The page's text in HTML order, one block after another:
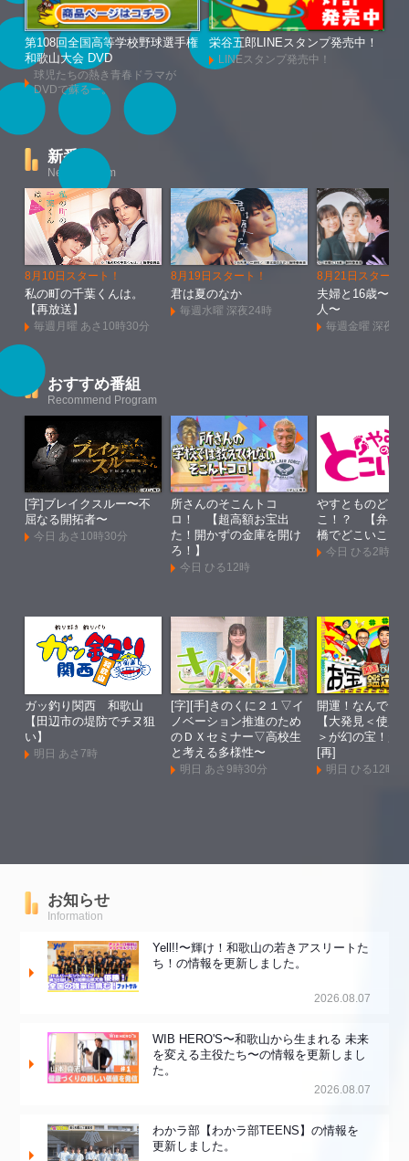
第108回全国高等学校野球選手権
和歌山大会 DVD
球児たちの熱き青春ドラマが
DVDで蘇るー。
栄谷五郎LINEスタンプ発売中！
LINEスタンプ発売中！
新番組
New Program
8月10日スタート！
私の町の千葉くんは。
【再放送】
毎週月曜 あさ10時30分
8月19日スタート！
君は夏のなか
毎週水曜 深夜24時
8月21日スタート
夫婦と16歳〜狂
人〜
毎週金曜 深夜1
おすすめ番組
Recommend Program
[字]ブレイクスルー〜不
屈なる開拓者〜
今日 あさ10時30分
所さんのそこんトコ
ロ！ 【超高額お宝出
た！開かずの金庫を開け
ろ！】
今日 ひる12時
やすとものどこ
こ！？ 【弁天
橋でどこいこ！
今日 ひる2時
ガッ釣り関西 和歌山
【田辺市の堤防でチヌ狙
い】
明日 あさ7時
[字][手]きのくに２１▽イ
ノベーション推進のため
のＤＸセミナー▽高校生
と考える多様性〜
明日 あさ9時30分
開運！なんで
【大発見＜使用
＞が幻の宝！超
[再]
明日 ひる12時
お知らせ
Information
Yell!!〜輝け！和歌山の若きアスリートた
ち！の情報を更新しました。
2026.08.07
WIB HERO'S〜和歌山から生まれる 未来
を変える主役たち〜の情報を更新しまし
た。
2026.08.07
わかラ部【わかラ部TEENS】の情報を
更新しました。